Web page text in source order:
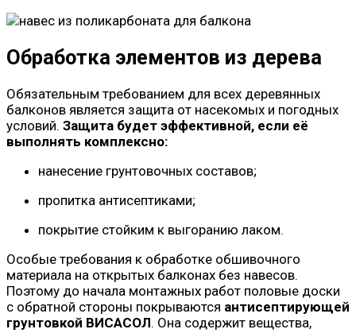
Обработка элементов из дерева
Обязательным требованием для всех деревянных
балконов является защита от насекомых и погодных
условий. Защита будет эффективной, если её
выполнять комплексно:
нанесение грунтовочных составов;
пропитка антисептиками;
покрытие стойким к выгоранию лаком.
Особые требования к обработке обшивочного
материала на открытых балконах без навесов.
Поэтому до начала монтажных работ половые доски
с обратной стороны покрываются антисептирующей
грунтовкой ВИСАСОЛ. Она содержит вещества,